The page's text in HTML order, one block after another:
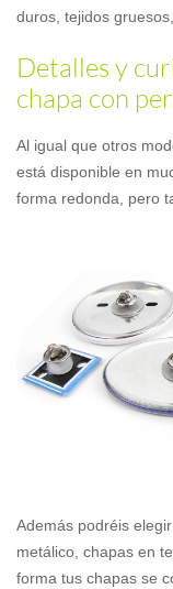
duros, tejidos
Detalles y
chapa con
Al igual que otros
está disponible en
forma redonda, pero
Además podréis elegir
metálico, chapas en
forma tus chapas se